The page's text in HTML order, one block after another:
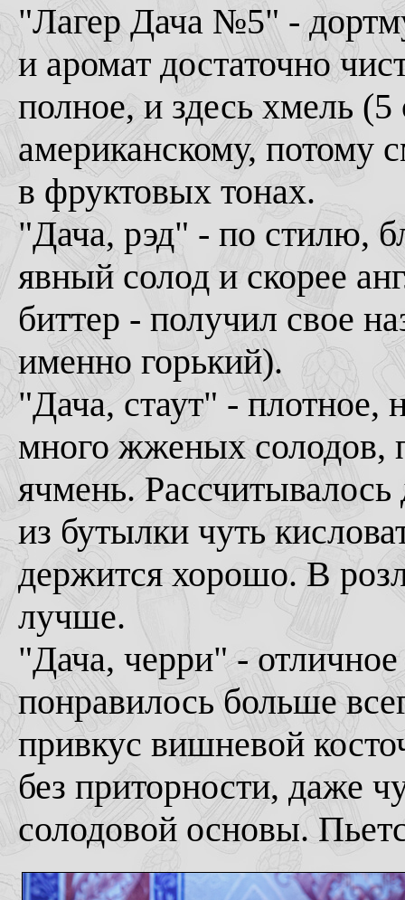
"Лагер Дача №5" -
и аромат достаточно
полное, и здесь хмель
американскому, потому
в фруктовых тонах.
"Дача, рэд" - по стилю,
явный солод и скорее
биттер - получил свое
именно горький).
"Дача, стаут" - плотное,
много жженых солодов,
ячмень. Рассчитывалось
из бутылки чуть
держится хорошо. В
лучше.
"Дача, черри" -
понравилось больше
привкус вишневой
без приторности, даже
солодовой основы.